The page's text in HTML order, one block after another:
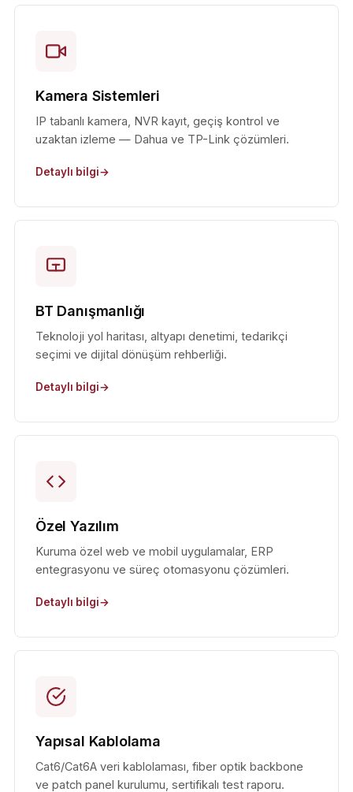
Kamera Sistemleri
IP tabanlı kamera, NVR kayıt, geçiş kontrol ve
uzaktan izleme — Dahua ve TP-Link çözümleri.
Detaylı bilgi
BT Danışmanlığı
Teknoloji yol haritası, altyapı denetimi, tedarikçi
seçimi ve dijital dönüşüm rehberliği.
Detaylı bilgi
Özel Yazılım
Kuruma özel web ve mobil uygulamalar, ERP
entegrasyonu ve süreç otomasyonu çözümleri.
Detaylı bilgi
Yapısal Kablolama
Cat6/Cat6A veri kablolaması, fiber optik backbone
ve patch panel kurulumu, sertifikalı test raporu.